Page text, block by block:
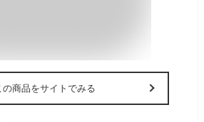
の商品をサイトでみる